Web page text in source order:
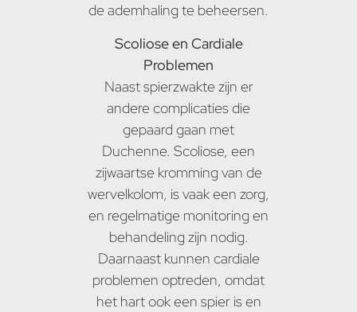
de ademhaling te beheersen.
Scoliose en Cardiale
Problemen
Naast spierzwakte zijn er
andere complicaties die
gepaard gaan met
Duchenne. Scoliose, een
zijwaartse kromming van de
wervelkolom, is vaak een zorg,
en regelmatige monitoring en
behandeling zijn nodig.
Daarnaast kunnen cardiale
problemen optreden, omdat
het hart ook een spier is en